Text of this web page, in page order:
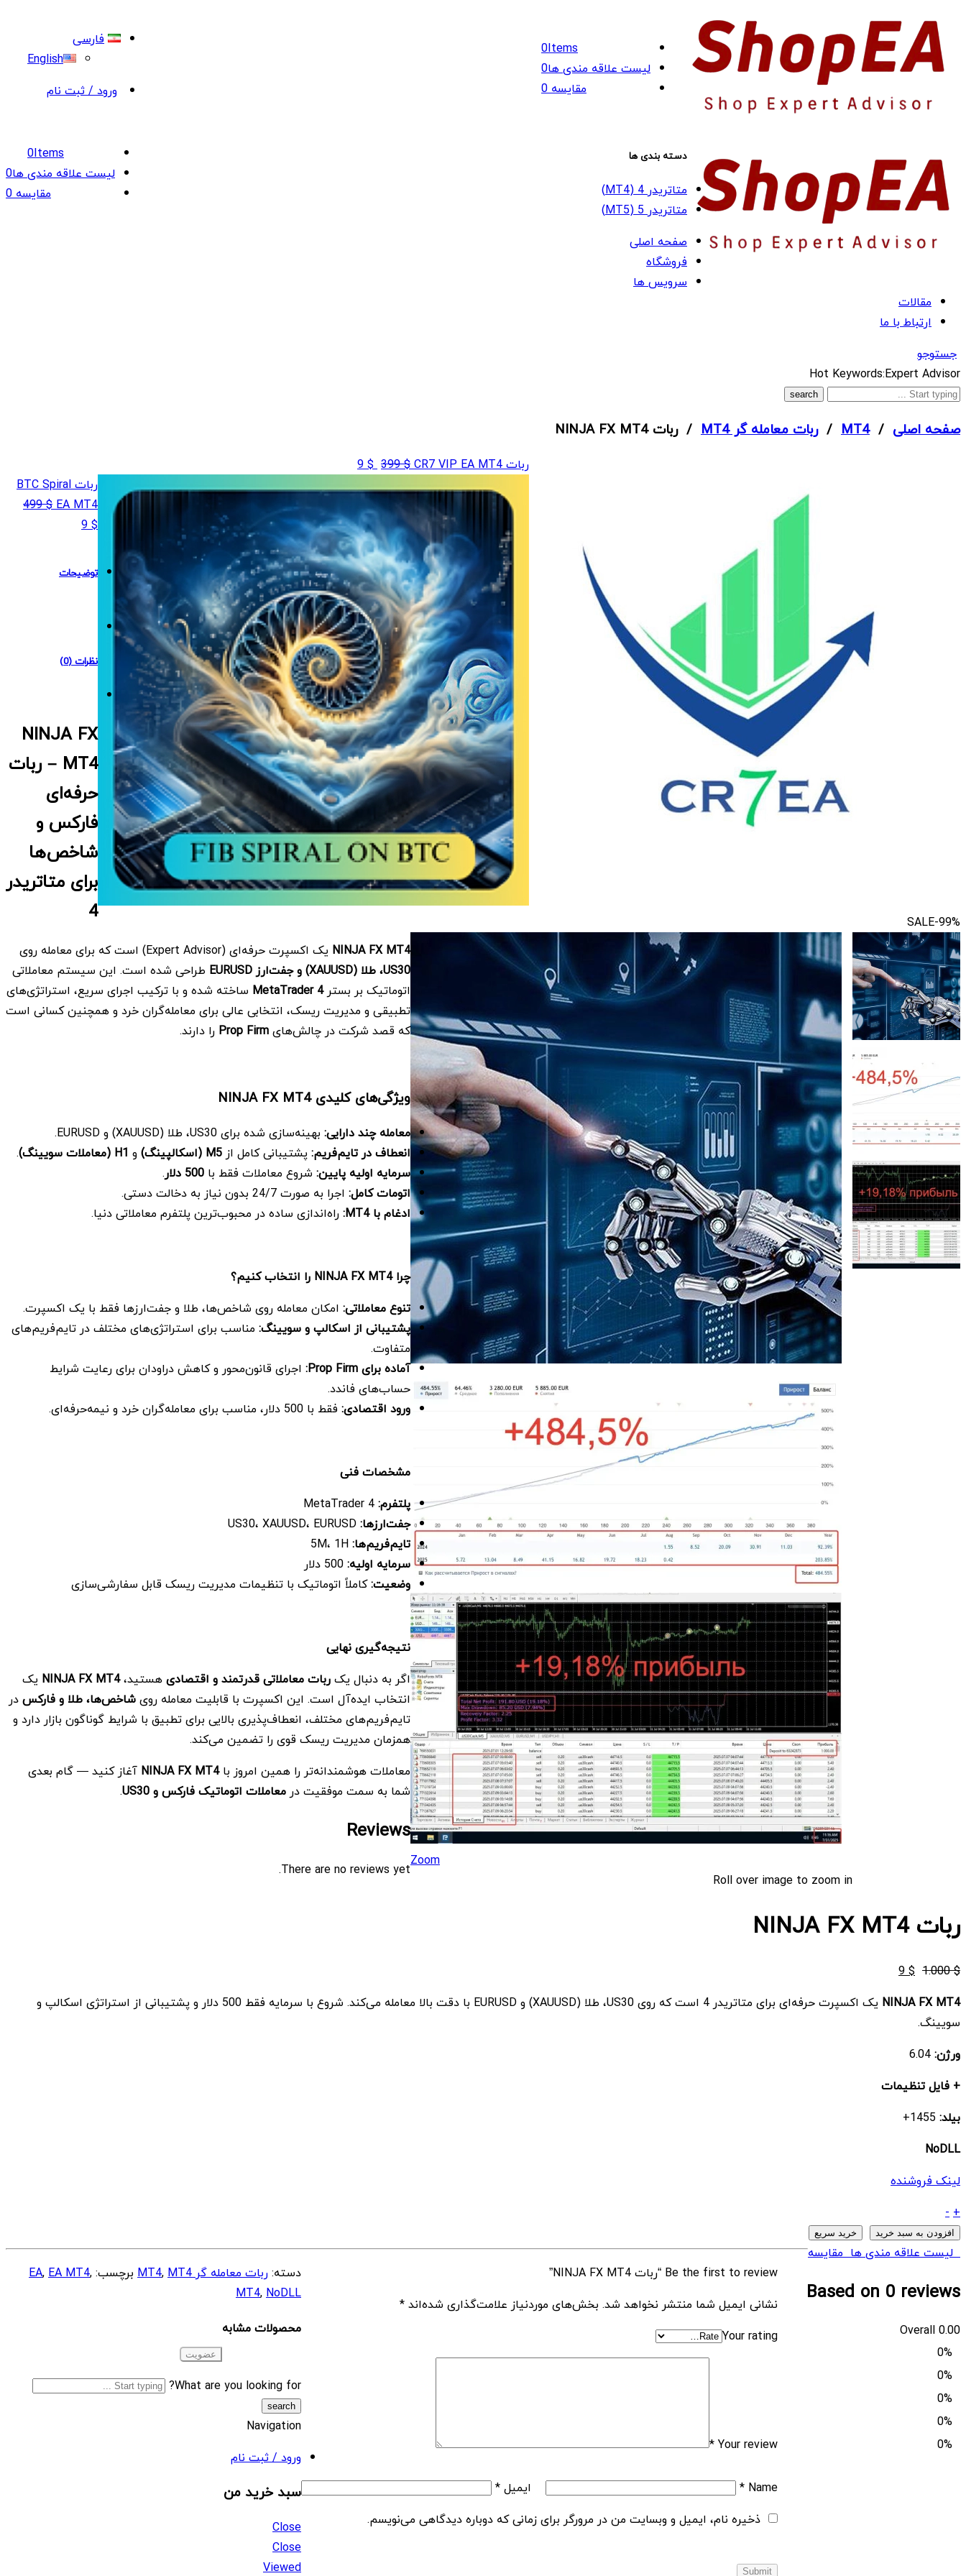
فارسی
English
ورود / ثبت نام
0Items
لیست علاقه مندی ها0
مقایسه0
0Items
لیست علاقه مندی ها0
مقایسه0
دسته بندی ها
متاتریدر 4 (MT4)
متاتریدر 5 (MT5)
صفحه اصلی
فروشگاه
سرویس ها
مقالات
ارتباط با ما
جستوجو
What
are
looking
Hot Keywords:Expert Advisor
صفحه اصلی /
MT4
/ربات معامله گر MT4 / ربات NINJA FX MT4
ربات CR7 VIP EA MT4 $
399
قیمت
اصلی
$ 399
بود.
$
9 قیمت
فعلی
است.
ربات BTC Spiral
EA MT4
$
499
قیمت
$ 499
بود.
$
9 قیمت
$ 9
است.
SALE-99%
Zoom
Roll over image to zoom in
ربات NINJA FX MT4
$
1.000
قیمت
$ 1.000
$
9 قیمت
$ 9
NINJA FX MT4
یک اکسپرت حرفه‌ای برای متاتریدر 4 است که روی US30، طلا (XAUUSD) و EURUSD با دقت بالا معامله می‌کند. شروع با سرمایه فقط 500 دلار و پشتیبانی از استراتژی اسکالپ و
سویینگ.
ورژن:
+ فایل تنظیمات
بیلد:
NoDLL
لینک فروشنده
ربات
NINJA
FX
quantity
+
-
افزودن به سبد خرید خرید سریع
لیست علاقه مندی هامقایسه
توضیحات
نظرات (0)
NINJA FX
MT4 – ربات
حرفه‌ای
فارکس و
شاخص‌ها
برای متاتریدر
4
NINJA FX MT4 یک اکسپرت حرفه‌ای (Expert Advisor) است که برای معامله روی
US30، طلا (XAUUSD) و جفت‌ارزEURUSD
طراحی شده است. این سیستم معاملاتی
اتوماتیک بر بسترMetaTrader 4 ساخته شده و با ترکیب اجرای سریع، استراتژی‌های
تطبیقی و مدیریت ریسک، انتخابی عالی برای معامله‌گران خرد و همچنین کسانی است
که قصد شرکت در چالش‌هایProp Firm را دارند.
ویژگی‌های کلیدی NINJA FX MT4
معامله چند دارایی: بهینه‌سازی شده برای US30، طلا (XAUUSD) و EURUSD.
انعطاف در تایم‌فریم:پشتیبانی کامل ازM5 (اسکالپینگ) و H1 (معاملات سویینگ).
سرمایه اولیه پایین: شروع معاملات فقط با 500 دلار.
اتومات کامل: اجرا به صورت 24/7 بدون نیاز به دخالت دستی.
ادغام باMT4
:راه‌اندازی ساده در محبوب‌ترین پلتفرم معاملاتی دنیا.
چراNINJA FX MT4
را انتخاب کنیم؟
تنوع معاملاتی: امکان معامله روی شاخص‌ها، طلا و جفت‌ارزها فقط با یک اکسپرت.
پشتیبانی از اسکالپ و سویینگ: مناسب برای استراتژی‌های مختلف در تایم‌فریم‌های
متفاوت.
آماده برایProp Firm
: اجرای قانون‌محور و کاهش دراودان برای رعایت شرایط
حساب‌های فاندد.
ورود اقتصادی: فقط با 500 دلار، مناسب برای معامله‌گران خرد و نیمه‌حرفه‌ای.
مشخصات فنی
پلتفرم:
جفت‌ارزها:
تایم‌فریم‌ها:
سرمایه اولیه:
وضعیت:کاملاً اتوماتیک با تنظیمات مدیریت ریسک قابل سفارشی‌سازی
نتیجه‌گیری نهایی
اگر به دنبال یکربات معاملاتی قدرتمند و اقتصادیهستید،NINJA FX MT4 یک
انتخاب ایده‌آل است. این اکسپرت با قابلیت معامله رویشاخص‌ها، طلا و فارکسدر
تایم‌فریم‌های مختلف، انعطاف‌پذیری بالایی برای تطبیق با شرایط گوناگون بازار دارد و
همزمان مدیریت ریسک قوی را تضمین می‌کند.
معاملات هوشمندانه‌تر را همین امروز باNINJA FX MT4 آغاز کنید — گام بعدی
شما به سمت موفقیت درمعاملات اتوماتیک فارکس وUS30
.
Based on 0 reviews
0.00
Overall
0%
0%
0%
0%
0%
Be the first to review “ربات NINJA FX MT4”
نشانی ایمیل شما منتشر نخواهد شد. بخش‌های موردنیاز علامت‌گذاری شده‌اند*
Your rating
Your review
*
Name
* ایمیل*
ذخیره نام، ایمیل و وبسایت من در مرورگر برای زمانی که دوباره دیدگاهی می‌نویسم.
Reviews
There are no reviews yet.
دسته:ربات معامله گر MT4 ,MT4 برچسب: EA,EA MT4,
MT4,NoDLL
محصولات مشابه
What are you looking for?
Navigation
ورود / ثبت نام
سبد خرید من
Close
Close
Viewed